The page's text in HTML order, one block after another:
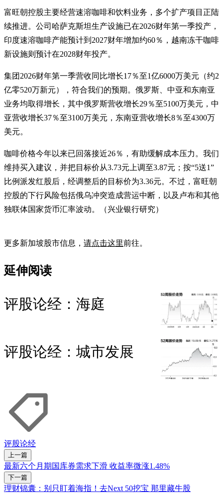
富旺朝控股主要经营速溶咖啡和饮料业务，多个扩产项目正陆
续推进。公司哈萨克斯坦生产设施已在2026财年第一季投产，
印度速溶咖啡产能预计到2027财年增加约60％，越南冻干咖啡
新设施则预计在2028财年投产。
集团2026财年第一季营收同比增长17％至1亿6000万美元（约2
亿零520万新元），符合我们的预期。俄罗斯、中亚和东南亚
业务均取得增长，其中俄罗斯营收增长29％至5100万美元，中
亚营收增长37％至3100万美元，东南亚营收增长8％至4300万
美元。
咖啡价格今年以来已回落接近26％，有助缓解成本压力。我们
维持买入建议，并把目标价从3.73元上调至3.87元；按“5送1”
比例派发红股后，经调整后的目标价为3.36元。不过，富旺朝
控股的下行风险包括俄乌冲突造成营运中断，以及卢布和其他
独联体国家货币汇率波动。（兴业银行研究）
更多新加坡股市信息， 请点击这里前往。
延伸阅读
评股论经：海庭
评股论经：城市发展
评股论经
上一篇
最新六个月期国库券需求下滑 收益率微涨1.48%
下一篇
理财锦囊：别只盯着海指！去Next 50挖宝 那里藏牛股